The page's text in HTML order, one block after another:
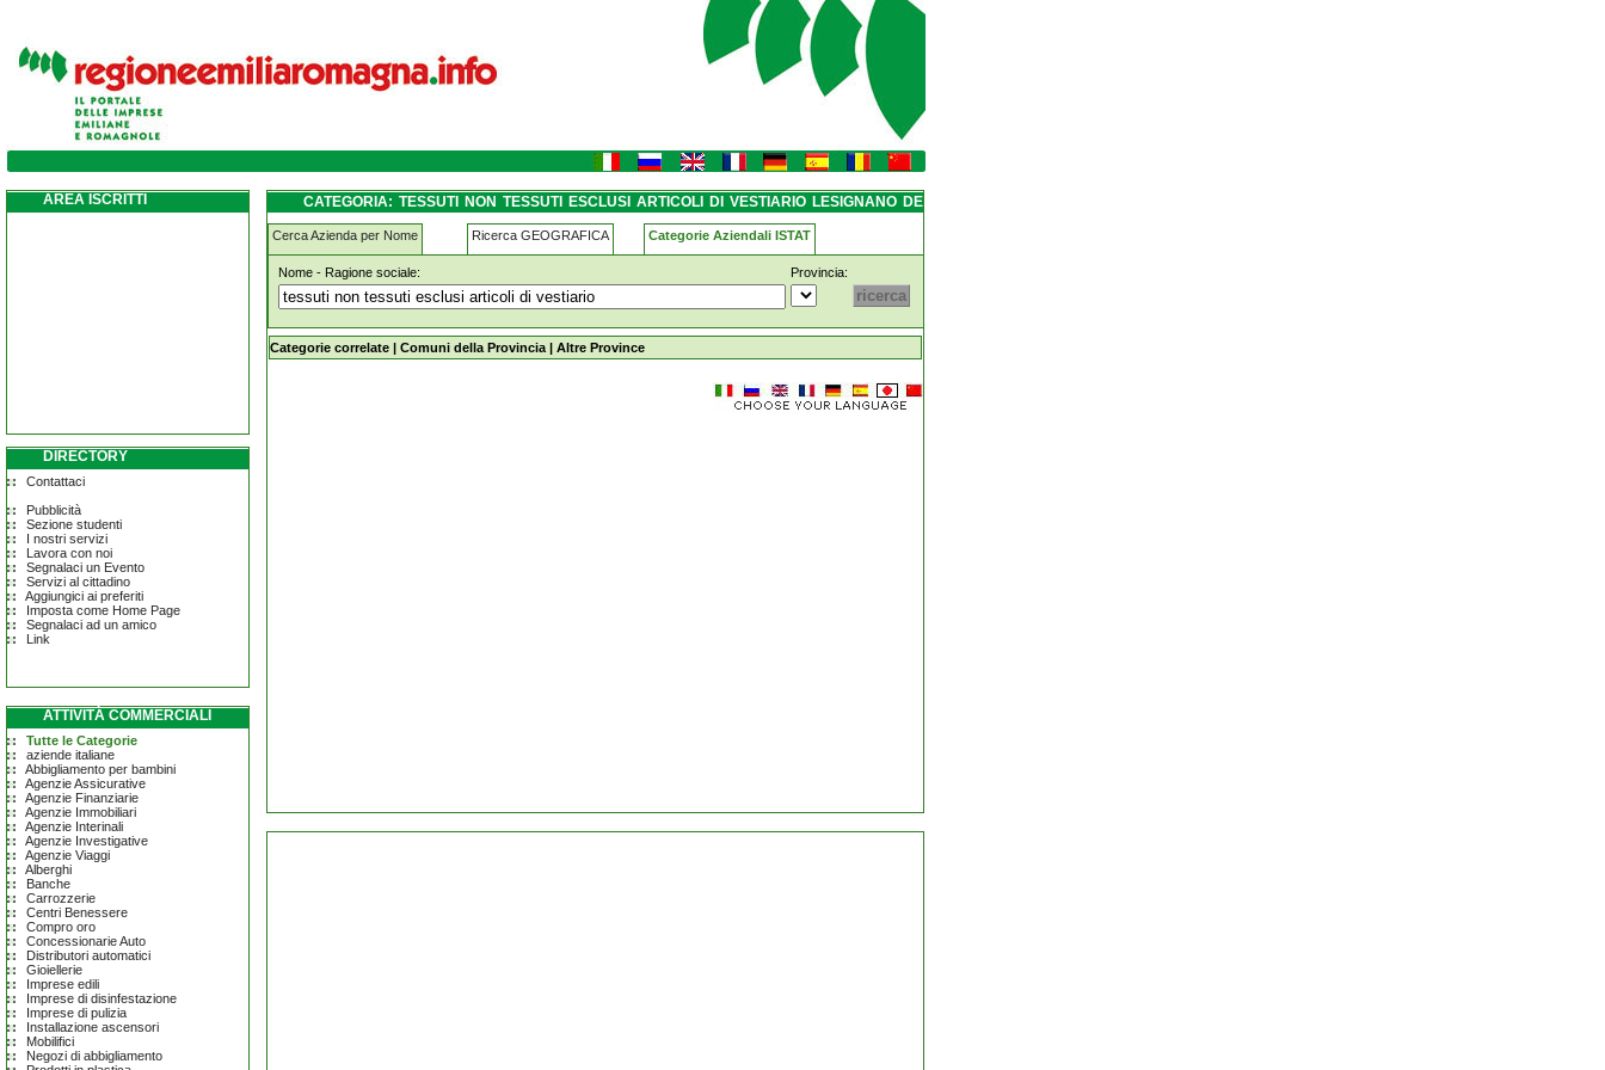
tessuti-non-tessuti-esclusi-articoli-di-vestiario lesignano-de--bagni
AREA ISCRITTI
DIRECTORY
Contattaci
Pubblicità
Sezione studenti
I nostri servizi
Lavora con noi
Segnalaci un Evento
Servizi al cittadino
Aggiungici ai preferiti
Imposta come Home Page
Segnalaci ad un amico
Link
ATTIVITÀ COMMERCIALI
Tutte le Categorie
aziende italiane
Abbigliamento per bambini
Agenzie Assicurative
Agenzie Finanziarie
Agenzie Immobiliari
Agenzie Interinali
Agenzie Investigative
Agenzie Viaggi
Alberghi
Banche
Carrozzerie
Centri Benessere
Compro oro
Concessionarie Auto
Distributori automatici
Gioiellerie
Imprese edili
Imprese di disinfestazione
Imprese di pulizia
Installazione ascensori
Mobilifici
Negozi di abbigliamento
CATEGORIA: TESSUTI NON TESSUTI ESCLUSI ARTICOLI DI VESTIARIO LESIGNANO DE
BAGNI
Cerca Azienda per Nome Ricerca GEOGRAFICA Categorie Aziendali ISTAT
Nome - Ragione sociale: Provincia:
tessuti-non-tessuti-esclusi-articoli-di-vestiario lesignano-de--bagni
Categorie correlate | Comuni della Provincia | Altre Province